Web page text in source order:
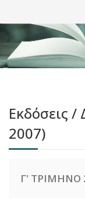
Εκδόσεις /
2007)
Γ' ΤΡΙΜΗΝΟ